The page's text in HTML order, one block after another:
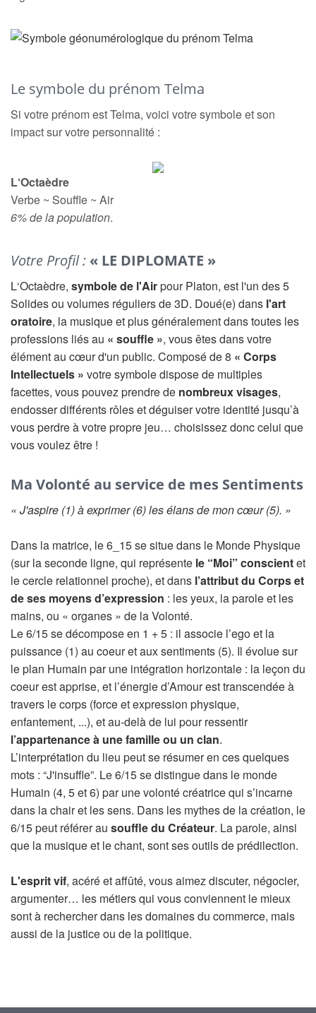
Le symbole du prénom Telma
Si votre prénom est Telma, voici votre symbole et son
impact sur votre personnalité :
L‘Octaèdre
Verbe ~ Souffle ~ Air
6% de la population.
Votre Profil : « LE DIPLOMATE »
L‘Octaèdre, symbole de l'Airpour Platon, est l'un des 5
Solides ou volumes réguliers de 3D. Doué(e) dans l'art
oratoire, la musique et plus généralement dans toutes les
professions liés au « souffle », vous êtes dans votre
élément au cœur d'un public. Composé de 8 « Corps
Intellectuels » votre symbole dispose de multiples
facettes, vous pouvez prendre de nombreux visages,
endosser différents rôles et déguiser votre identité jusqu’à
vous perdre à votre propre jeu… choisissez donc celui que
vous voulez être !
Ma Volonté au service de mes Sentiments
« J'aspire (1) à exprimer (6) les élans de mon cœur (5). »
Dans la matrice, le 6_15 se situe dans le Monde Physique
(sur la seconde ligne, qui représente le “Moi” conscientet
le cercle relationnel proche), et dans l’attribut du Corps et
de ses moyens d’expression : les yeux, la parole et les
mains, ou « organes » de la Volonté.
Le 6/15 se décompose en 1 + 5 : il associe l’ego et la
puissance (1) au coeur et aux sentiments (5). Il évolue sur
le plan Humain par une intégration horizontale : la leçon du
coeur est apprise, et l’énergie d’Amour est transcendée à
travers le corps (force et expression physique,
enfantement, ...), et au-delà de lui pour ressentir
l’appartenance à une famille ou un clan.
L’interprétation du lieu peut se résumer en ces quelques
mots : “J'insuffle”. Le 6/15 se distingue dans le monde
Humain (4, 5 et 6) par une volonté créatrice qui s’incarne
dans la chair et les sens. Dans les mythes de la création, le
6/15 peut référer au souffle du Créateur. La parole, ainsi
que la musique et le chant, sont ses outils de prédilection.
L'esprit vif, acéré et affûté, vous aimez discuter, négocier,
argumenter… les métiers qui vous conviennent le mieux
sont à rechercher dans les domaines du commerce, mais
aussi de la justice ou de la politique.